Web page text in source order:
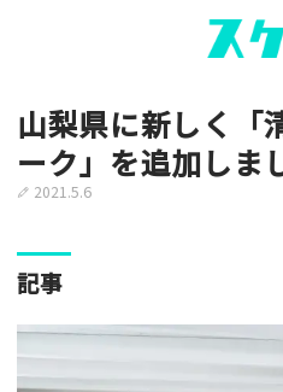
山梨県に新しく「
ーク」を追加しま
2021.5.6
記事